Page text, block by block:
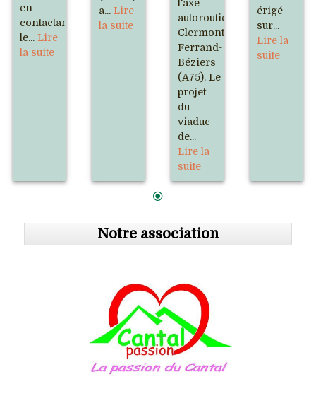
en
contactant
le... Lire
la suite
a... Lire
la suite
l'axe
autoroutier
Clermont-
Ferrand-
Béziers
(A75). Le
projet
du
viaduc
de...
Lire la
suite
érigé
sur...
Lire la
suite
Notre association